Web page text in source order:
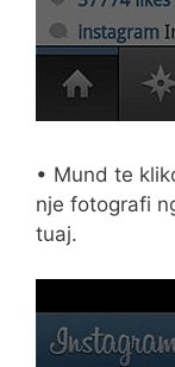
• Mund te
nje fotografi
tuaj.